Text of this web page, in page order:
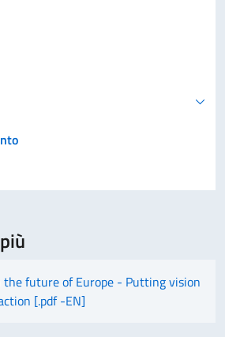
the future of Europe - Putting vision
[.pdf -EN]